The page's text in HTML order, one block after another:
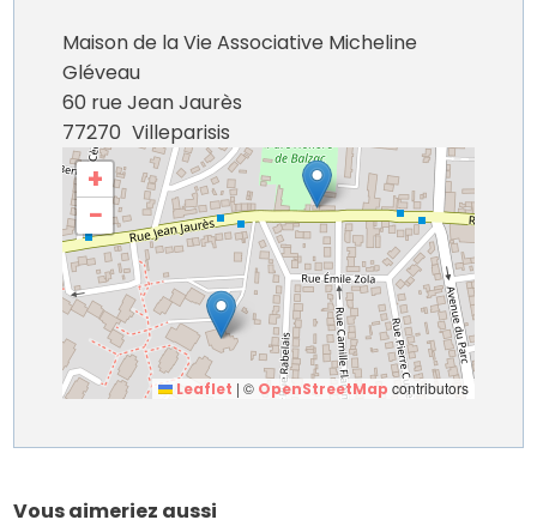
Maison de la Vie Associative Micheline
Gléveau
60 rue Jean Jaurès
77270 Villeparisis
+
−
Leaflet | © OpenStreetMap contributors
Vous aimeriez aussi